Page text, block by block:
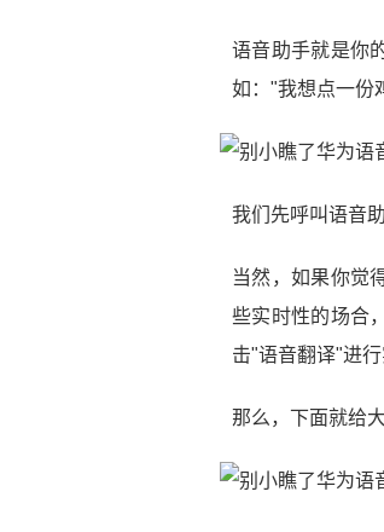
语音助手就是你
如："我想点一份
我们先呼叫语音
当然，如果你觉
些实时性的场合
击"语音翻译"进
那么，下面就给